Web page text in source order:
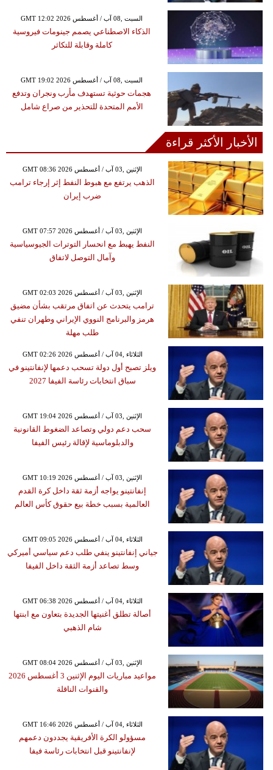
GMT 12:02 2026 السبت ,08 آب / أغسطس
الذكاء الاصطناعي يصمم جينومات فيروسية
كاملة وقابلة للتكاثر
GMT 19:02 2026 السبت ,08 آب / أغسطس
هجمات حوثية تستهدف مأرب ونجران وتدفع
الأمم المتحدة للتحذير من صراع شامل
الأخبار الأكثر قراءة
GMT 08:36 2026 الإثنين ,03 آب / أغسطس
الذهب يرتفع مع هبوط النفط إثر إرجاء ترامب
ضرب إيران
GMT 07:57 2026 الإثنين ,03 آب / أغسطس
النفط يهبط مع انحسار التوترات الجيوسياسية
وآمال التوصل لاتفاق
GMT 02:03 2026 الإثنين ,03 آب / أغسطس
ترامب يتحدث عن اتفاق مرتقب بشأن مضيق
هرمز والبرنامج النووي الإيراني وطهران تنفي
طلب مهلة
GMT 02:26 2026 الثلاثاء ,04 آب / أغسطس
ويلز تصبح أول دولة تسحب دعمها لإنفانتينو في
سباق انتخابات رئاسة الفيفا 2027
GMT 19:04 2026 الإثنين ,03 آب / أغسطس
سحب دعم دولي وتصاعد الضغوط القانونية
والدبلوماسية لإقالة رئيس الفيفا
GMT 10:19 2026 الإثنين ,03 آب / أغسطس
إنفانتينو يواجه أزمة ثقة داخل كرة القدم
العالمية بسبب خطة بيع حقوق كأس العالم
GMT 09:05 2026 الثلاثاء ,04 آب / أغسطس
جياني إنفانتينو ينفي طلب دعم سياسي أميركي
وسط تصاعد أزمة الثقة داخل الفيفا
GMT 06:38 2026 الثلاثاء ,04 آب / أغسطس
أصالة تطلق أغنيتها الجديدة بتعاون مع ابنتها
شام الذهبي
GMT 08:04 2026 الإثنين ,03 آب / أغسطس
مواعيد مباريات اليوم الإثنين 3 أغسطس 2026
والقنوات الناقلة
GMT 16:46 2026 الثلاثاء ,04 آب / أغسطس
مسؤولو الكرة الأفريقية يجددون دعمهم
لإنفانتينو قبل انتخابات رئاسة فيفا